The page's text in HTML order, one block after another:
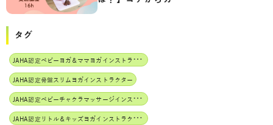
タグ
J
AHA認定ベビーヨガ＆ママヨガインストラクター
JAHA認定骨盤スリムヨガインストラクター
J
AHA認定ベビーチャクラマッサージインストラクター
J
AHA認定リトル＆キッズヨガインストラクター